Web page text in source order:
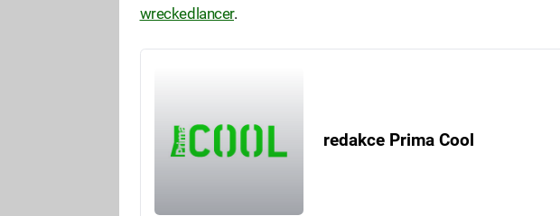
wreckedlancer.
redakce Prima Cool